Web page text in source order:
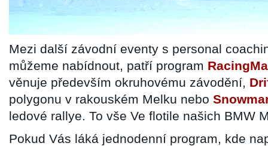
Mezi další závodní eventy s personal
můžeme nabídnout, patří program
věnuje především okruhovému závodění,
polygonu v rakouském Melku nebo
ledové rallye. To vše Ve flotile našich BMW
Pokud Vás láká jednodenní program, kde